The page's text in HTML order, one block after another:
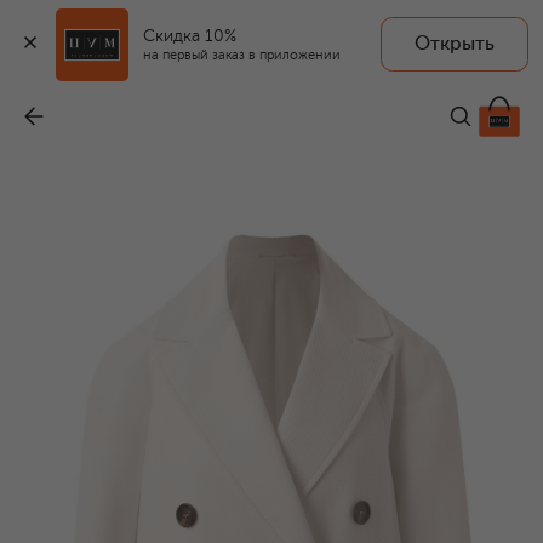
Скидка 10%
на первый заказ в приложении
Открыть
481 500 ₽